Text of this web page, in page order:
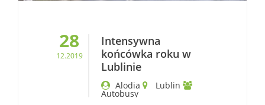
28
12.2019
Intensywna
końcówka roku w
Lublinie
Alodia Lublin
Autobusy